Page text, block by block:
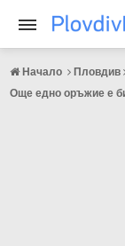
Начало Пловдив
Още едно оръжие е